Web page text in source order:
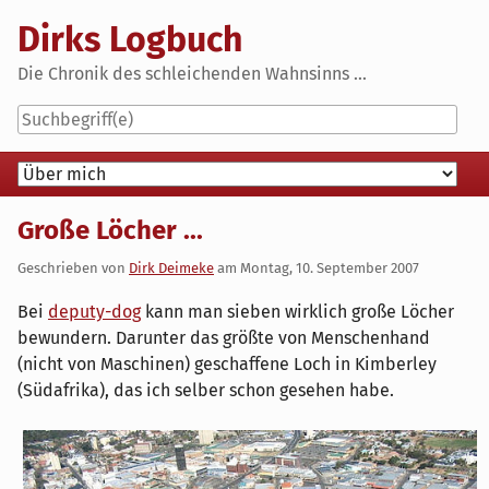
content
Dirks Logbuch
Die Chronik des schleichenden Wahnsinns ...
Navigation
Große Löcher ...
Geschrieben von Dirk Deimeke am Montag, 10. September 2007
Bei deputy-dogkann man sieben wirklich große Löcher
bewundern. Darunter das größte von Menschenhand
(nicht von Maschinen) geschaffene Loch in Kimberley
(Südafrika), das ich selber schon gesehen habe.